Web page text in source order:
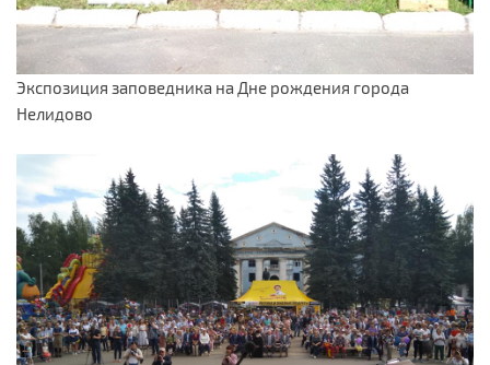
Экспозиция заповедника на Дне рождения города
Нелидово